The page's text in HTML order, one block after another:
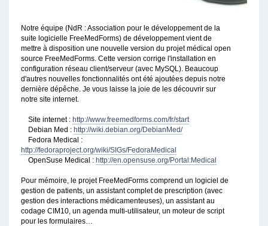
Notre équipe (NdR : Association pour le développement de la
suite logicielle FreeMedForms) de développement vient de
mettre à disposition une nouvelle version du projet médical open
source FreeMedForms. Cette version corrige l'installation en
configuration réseau client/serveur (avec MySQL). Beaucoup
d'autres nouvelles fonctionnalités ont été ajoutées depuis notre
dernière dépêche. Je vous laisse la joie de les découvrir sur
notre site internet.
Site internet : http://www.freemedforms.com/fr/start
Debian Med : http://wiki.debian.org/DebianMed/
Fedora Medical :
http://fedoraproject.org/wiki/SIGs/FedoraMedical
OpenSuse Medical : http://en.opensuse.org/Portal:Medical
Pour mémoire, le projet FreeMedForms comprend un logiciel de
gestion de patients, un assistant complet de prescription (avec
gestion des interactions médicamenteuses), un assistant au
codage CIM10, un agenda multi-utilisateur, un moteur de script
pour les formulaires…